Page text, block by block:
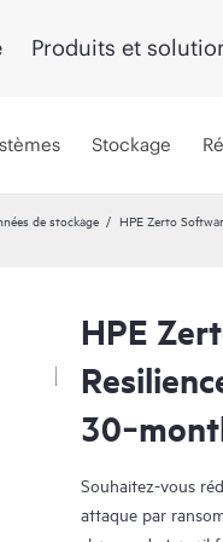
Produits et
Stockage
de stockage
HPE Zerto
HPE
Souhaitez-vous
attaque par